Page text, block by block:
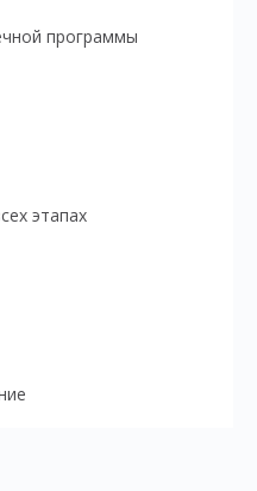
программы
этапах